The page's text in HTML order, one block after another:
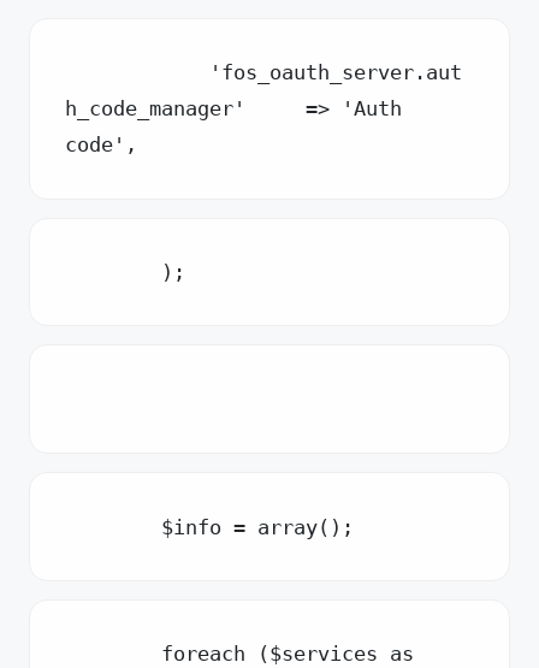
'fos_oauth_server.aut
h_code_manager'     => 'Auth
code',
);
$info = array();
foreach ($services as